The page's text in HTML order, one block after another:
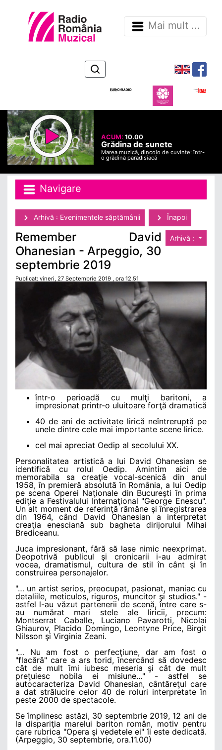
Mai mult ...
ACUM:10.00
Grădina de sunete
Marea muzică, dincolo de cuvinte: într-
o grădină paradisiacă
Navigare
Arhivă : Evenimentele săptămânii Înapoi
Arhivă :
Remember David
Ohanesian - Arpeggio, 30
septembrie 2019
Publicat: vineri, 27 Septembrie 2019 , ora 12.51
într-o perioadă cu mulţi baritoni, a
impresionat printr-o uluitoare forţă dramatică
40 de ani de activitate lirică neîntreruptă pe
unele dintre cele mai importante scene lirice.
cel mai apreciat Oedip al secolului XX.
Personalitatea artistică a lui David Ohanesian se
identifică cu rolul Oedip. Amintim aici de
memorabila sa creaţie vocal-scenică din anul
1958, în premieră absolută în România, a lui Oedip
pe scena Operei Naţionale din Bucureşti în prima
ediţie a Festivalului Internaţional "George Enescu".
Un alt moment de referinţă rămâne şi înregistrarea
din 1964, când David Ohanesian a interpretat
creaţia enesciană sub bagheta dirijorului Mihai
Brediceanu.
Juca impresionant, fără să lase nimic neexprimat.
Deopotrivă publicul şi cronicarii i-au admirat
vocea, dramatismul, cultura de stil în cânt şi în
construirea personajelor.
"… un artist serios, preocupat, pasionat, maniac cu
detaliile, meticulos, riguros, muncitor şi studios." -
astfel l-au văzut partenerii de scenă, între care s-
au numărat mari stele ale liricii, precum:
Montserrat Caballe, Luciano Pavarotti, Nicolai
Ghiaurov, Placido Domingo, Leontyne Price, Birgit
Nilsson şi Virginia Zeani.
"… Nu am fost o perfecţiune, dar am fost o
"flacără" care a ars torid, încercând să dovedesc
cât de mult îmi iubesc meseria şi cât de mult
preţuiesc nobila ei misiune…" - astfel se
autocaracteriza David Ohanesian, cântăreţul care
a dat strălucire celor 40 de roluri interpretate în
peste 2000 de spectacole.
Se împlinesc astăzi, 30 septembrie 2019, 12 ani de
la dispariţia marelui bariton român, motiv pentru
care rubrica "Opera şi vedetele ei" îi este dedicată.
(Arpeggio, 30 septembrie, ora.11.00)